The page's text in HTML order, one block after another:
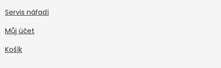
Servis nářadí
Můj účet
Košík